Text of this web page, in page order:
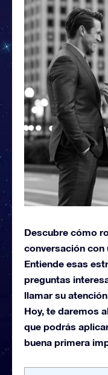
Descubre cómo
conversación con
Entiende esas
preguntas
llamar su
Hoy, te daremos
que podrás
buena primera